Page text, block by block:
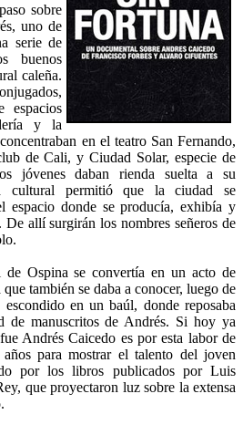
sobre
uno de
serie de
buenos
caleña.
espacios
y la
en el teatro San Fernando,
de Cali, y Ciudad Solar, especie de
jóvenes daban rienda suelta a su
cultural permitió que la ciudad se
espacio donde se producía, exhibía y
allí surgirán los nombres señeros de
Ospina se convertía en un acto de
también se daba a conocer, luego de
en un baúl, donde reposaba
de manuscritos de Andrés. Si hoy ya
Andrés Caicedo es por esta labor de
para mostrar el talento del joven
por los libros publicados por Luis
que proyectaron luz sobre la extensa